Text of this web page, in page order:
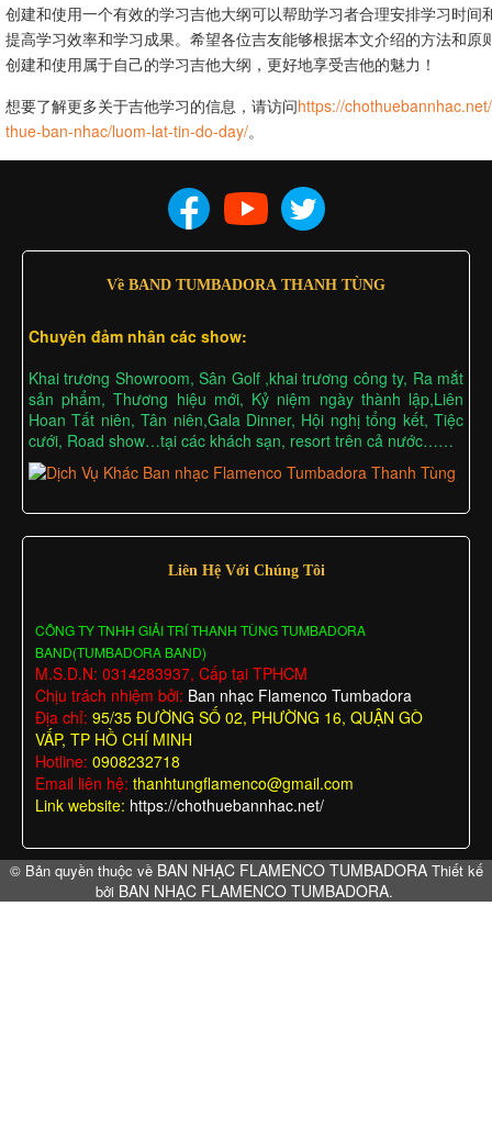
创建和使用一个有效的学习吉他大纲可以帮助学习者合理安排学习时间
提高学习效率和学习成果。希望各位吉友能够根据本文介绍的方法和原
创建和使用属于自己的学习吉他大纲，更好地享受吉他的魅力！
想要了解更多关于吉他学习的信息，请访问https://
thue-ban-nhac/luom-lat-tin-do-day/。
Về BAND TUMBADORA THANH TÙNG
Chuyên đảm nhân các show:
Khai trương Showroom, Sân Golf ,khai trương công ty, Ra mắt
sản phẩm, Thương hiệu mới, Kỷ niệm ngày thành lập,Liên
Hoan Tất niên, Tân niên,Gala Dinner, Hội nghị tổng kết, Tiệc
cưới, Road show…tại các khách sạn, resort trên cả nước……
Liên Hệ Với Chúng Tôi
CÔNG TY TNHH GIẢI TRÍ THANH TÙNG TUMBADORA
BAND(TUMBADORA BAND)
M.S.D.N: 0314283937, Cấp tại TPHCM
Chịu trách nhiệm bởi: Ban nhạc Flamenco Tumbadora
Địa chỉ: 95/35 ĐƯỜNG SỐ 02, PHƯỜNG 16, QUẬN GÒ
VẤP, TP HỒ CHÍ MINH
Hotline: 0908232718
Email liên hệ: thanhtungflamenco@gmail.com
Link website: https://chothuebannhac.net/
© Bản quyền thuộc về BAN NHẠC FLAMENCO TUMBADORA Thiết kế
bởi BAN NHẠC FLAMENCO TUMBADORA.